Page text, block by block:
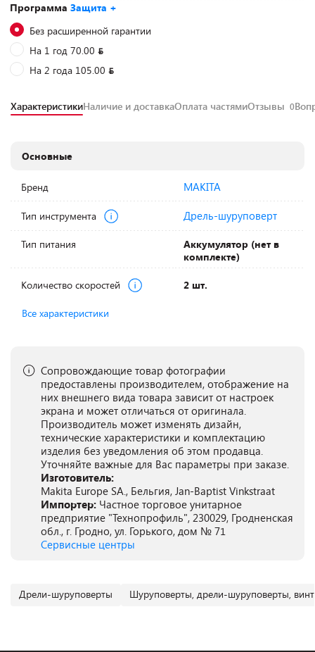
Программа Защита +
Без расширенной гарантии
На 1 год 70.00
На 2 года 105.00
ХарактеристикиНаличие и доставкаОплата частямиОтзывы 0
Основные
Бренд MAKITA
Тип инструмента Дрель-шуруповерт
Тип питания
Аккумулятор (нет в
комплекте)
Количество скоростей 2 шт.
Все характеристики
Сопровождающие товар фотографии
предоставлены производителем, отображение на
них внешнего вида товара зависит от настроек
экрана и может отличаться от оригинала.
Производитель может изменять дизайн,
технические характеристики и комплектацию
изделия без уведомления об этом продавца.
Уточняйте важные для Вас параметры при заказе.
Изготовитель:
Makita Europe SA., Бельгия, Jan-Baptist Vinkstraat
Импортер: Частное торговое унитарное
предприятие "Технопрофиль", 230029, Гродненская
обл., г. Гродно, ул. Горького, дом № 71
Сервисные центры
Дрели-шуруповерты Шуруповерты, дрели-шуруповерты,